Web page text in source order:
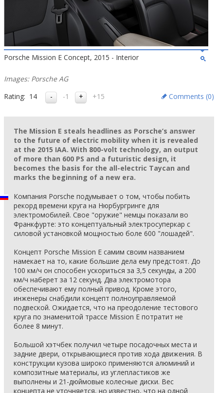
Porsche Mission E Concept, 2015 - Interior
Images: Porsche AG
Rating: 14 -1 +15 Comments (0)
The Mission E steals headlines as Porsche’s answer
to the future of electric mobility when it is revealed
at the 2015 IAA. With 800-volt technology, an output
of more than 600 PS and a futuristic design, it
becomes the basis for the all-electric Taycan and
marks the beginning of a new era.
Компания Porsche подумывает о том, чтобы побить
рекорд времени круга на Нюрбургринге для
электромобилей. Свое "оружие" немцы показали во
Франкфурте: это концептуальный электросуперкар с
силовой установкой мощностью боле 600 "лошадей".
Концепт Porsche Mission E самим своим названием
намекает на то, какие большие дела ему предстоят. До
100 км/ч он способен ускориться за 3,5 секунды, а 200
км/ч наберет за 12 секунд. Два электромотора
обеспечивают ему полный привод. Кроме этого,
инженеры снабдили концепт полноуправляемой
подвеской. Ожидается, что на преодоление тестового
круга по знаменитой трассе Mission E потратит не
более 8 минут.
Большой хэтчбек получил четыре посадочных места и
задние двери, открывающиеся против хода движения. В
конструкции кузова широко применяются алюминий и
композитные материалы, из углепластиков же
выполнены и 21-дюймовые колесные диски. Вес
концепта не уточняется, но известно, что на одной